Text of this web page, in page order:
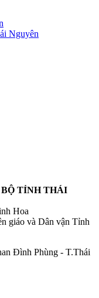
Nguyên
TỈNH THÁI
Hoa
giáo và Dân vận Tỉnh
Đình Phùng - T.Thái